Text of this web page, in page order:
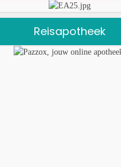
Reisapotheek